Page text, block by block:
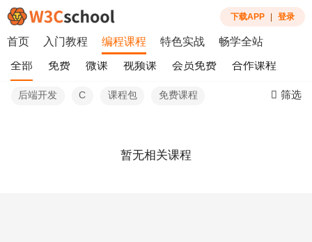
下载APP 登录
首页 入门教程 编程课程 特色实战 畅学全站
全部 免费 微课 视频课 会员免费 合作课程
后端开发 C 课程包 免费课程 筛选
暂无相关课程